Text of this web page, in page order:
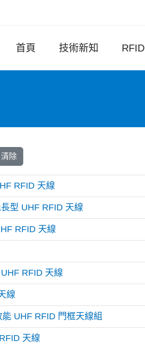
首頁 技術新知 RFID
清除
RFID 天線
型 UHF RFID 天線
RFID 天線
RFID 天線
線
UHF RFID 門框天線組
天線